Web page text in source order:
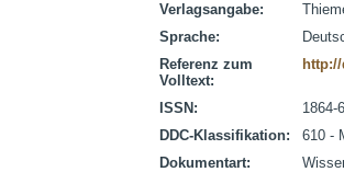
Verlagsangabe:
Sprache:
Referenz zum
Volltext:
ISSN:
1864-
DDC-Klassifikation:
610 -
Dokumentart: